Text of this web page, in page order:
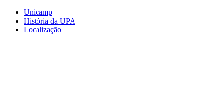
Conteúdo principal
Unicamp
História da UPA
Localização